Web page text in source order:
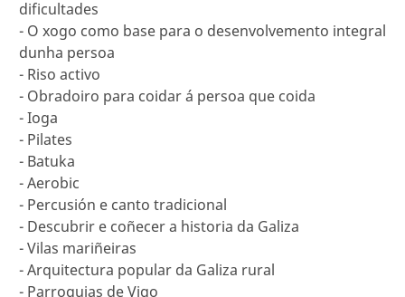
dificultades
- O xogo como base para o desenvolvemento integral
dunha persoa
- Riso activo
- Obradoiro para coidar á persoa que coida
- Ioga
- Pilates
- Batuka
- Aerobic
- Percusión e canto tradicional
- Descubrir e coñecer a historia da Galiza
- Vilas mariñeiras
- Arquitectura popular da Galiza rural
- Parroquias de Vigo